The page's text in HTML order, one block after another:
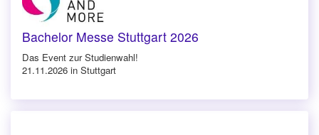
Bachelor Messe Stuttgart 2026
Das Event zur Studienwahl!
21.11.2026 in Stuttgart